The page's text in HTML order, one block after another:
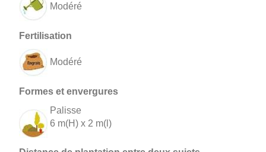
Modéré
Modéré
Palisse
6 m(H) x 2 m(l)